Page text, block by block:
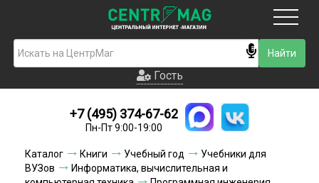
Гость
Новинки
Условия доставки
Условия оплаты
Гость
+7 (495) 374-67-62
Пн-Пт 9:00-19:00
Каталог Книги Учебный год
Учебники для
ВУЗов
Информатика, вычислительная и